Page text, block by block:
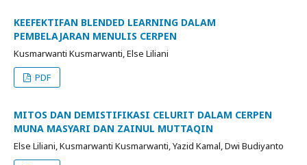
KEEFEKTIFAN BLENDED LEARNING DALAM
PEMBELAJARAN MENULIS CERPEN
Kusmarwanti Kusmarwanti, Else Liliani
PDF
MITOS DAN DEMISTIFIKASI CELURIT DALAM CERPEN
MUNA MASYARI DAN ZAINUL MUTTAQIN
Else Liliani, Kusmarwanti Kusmarwanti, Yazid Kamal, Dwi Budiyanto